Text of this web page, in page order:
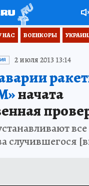
НАС ВОЕНКОРЫ
2 июля 2013 13:14
начата
все
случившегося